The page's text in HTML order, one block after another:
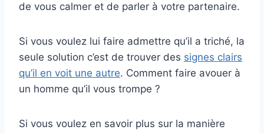
de vous calmer et de parler à votre partenaire.
Si vous voulez lui faire admettre qu’il a triché, la
seule solution c’est de trouver des signes clairs
qu’il en voit une autre. Comment faire avouer à
un homme qu’il vous trompe ?
Si vous voulez en savoir plus sur la manière